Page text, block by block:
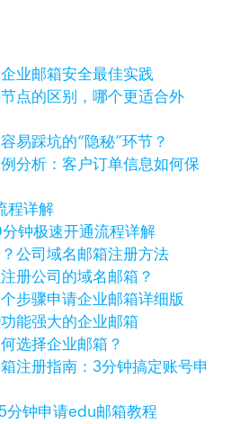
业邮箱安全最佳实践
点的区别，哪个更适合外
易踩坑的“隐秘”环节？
分析：客户订单信息如何保
程详解
钟极速开通流程详解
公司域名邮箱注册方法
册公司的域名邮箱？
步骤申请企业邮箱详细版
能强大的企业邮箱
选择企业邮箱？
注册指南：3分钟搞定账号申
分钟申请edu邮箱教程